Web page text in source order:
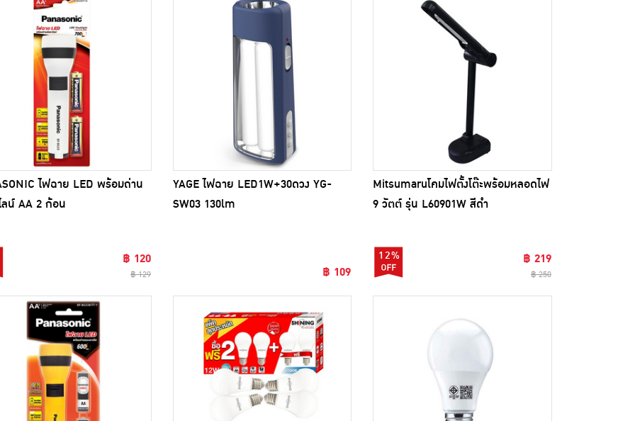
ไฟฉาย LED พร้อมถ่าน
ลน์ AA 2 ก้อน
฿ 120
฿ 129
YAGE ไฟฉาย LED1W+30ดวง YG-
SW03 130lm
฿ 109
Mitsumaruโคมไฟตั้งโต๊ะพร้อมหลอดไฟ
9 วัตต์ รุ่น L60901W สีดำ
12% ฿ 219
฿ 250